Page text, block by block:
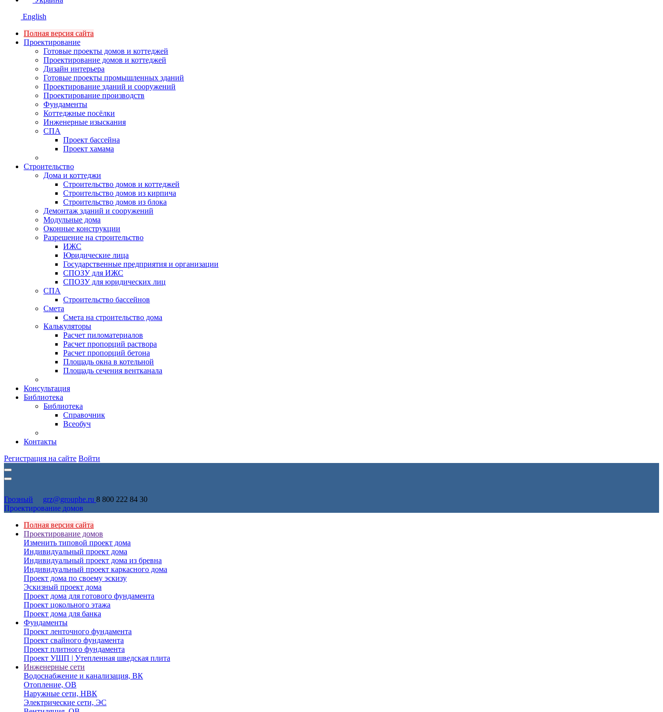
English
Полная версия сайта
Проектирование
Готовые проекты домов и коттеджей
Проектирование домов и коттеджей
Дизайн интерьера
Готовые проекты промышленных зданий
Проектирование зданий и сооружений
Проектирование производств
Фундаменты
Коттеджные посёлки
Инженерные изыскания
СПА
Проект бассейна
Проект хамама
Строительство
Дома и коттеджи
Строительство домов и коттеджей
Строительство домов из кирпича
Строительство домов из блока
Демонтаж зданий и сооружений
Модульные дома
Оконные конструкции
Разрешение на строительство
ИЖС
Юридические лица
Государственные предприятия и организации
СПОЗУ для ИЖС
СПОЗУ для юридических лиц
СПА
Строительство бассейнов
Смета
Смета на строительство дома
Калькуляторы
Расчет пиломатериалов
Расчет пропорций раствора
Расчет пропорций бетона
Площадь окна в котельной
Площадь сечения вентканала
Консультация
Библиотека
Библиотека
Справочник
Всеобуч
Контакты
Регистрация на сайте Войти
Грозный grz@grouphe.ru 8 800 222 84 30
Проектирование домов
Полная версия сайта
Проектирование домов
Изменить типовой проект дома
Индивидуальный проект дома
Индивидуальный проект дома из бревна
Индивидуальный проект каркасного дома
Проект дома по своему эскизу
Эскизный проект дома
Проект дома для готового фундамента
Проект цокольного этажа
Проект дома для банка
Фундаменты
Проект ленточного фундамента
Проект свайного фундамента
Проект плитного фундамента
Проект УШП | Утепленная шведская плита
Инженерные сети
Водоснабжение и канализация, ВК
Отопление, ОВ
Наружные сети, НВК
Электрические сети, ЭС